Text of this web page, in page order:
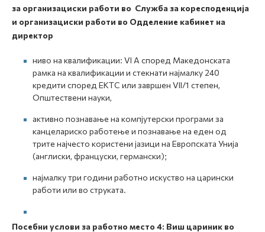
за организациски работи во Служба за коресподенција
и организациски работи во Одделение кабинет на
директор
ниво на квалификации: VI А според Македонската
рамка на квалификации и стекнати најмалку 240
кредити според ЕКТС или завршен VII/1 степен,
Општествени науки,
активно познавање на компјутерски програми за
канцелариско работење и познавање на еден од
трите најчесто користени јазици на Европската Унија
(англиски, француски, германски);
најмалку три години работно искуство на царински
работи или во струката.
Посебни услови за работно место 4: Виш цариник во